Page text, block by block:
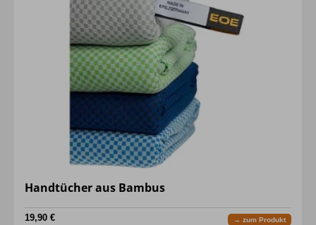
Handtücher aus Bambus
19,90 € → zum Produkt